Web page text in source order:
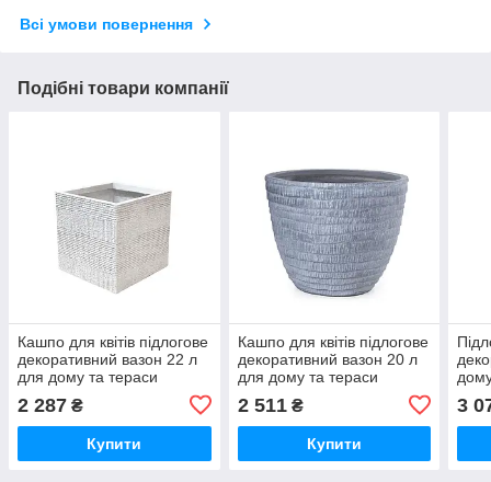
Всі умови повернення
Подібні товари компанії
Кашпо для квітів підлогове
декоративний вазон 22 л
для дому та тераси
2 287 ₴
Купити
Кашпо для квітів підлогове
декоративний вазон 20 л
для дому та тераси
2 511₴
Купити
3